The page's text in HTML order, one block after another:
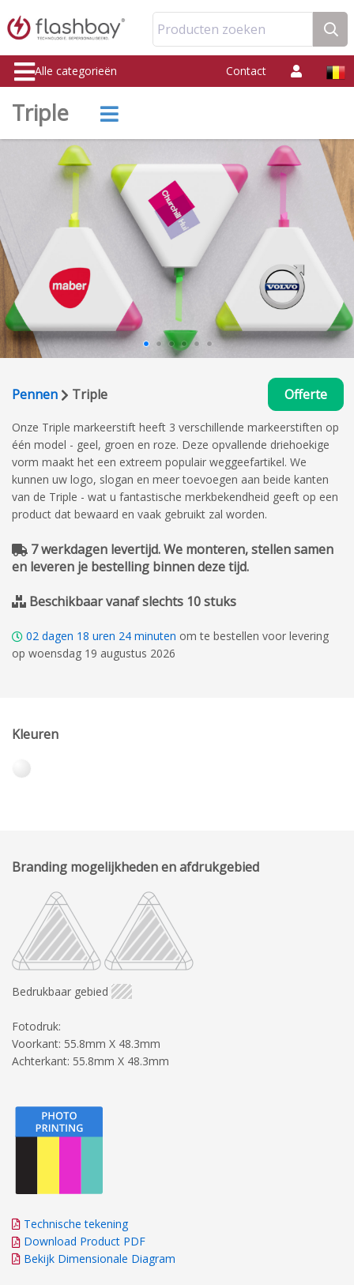
Producten zoeken
Alle categorieën Contact
Triple
Pennen Triple Offerte
Onze Triple markeerstift heeft 3 verschillende markeerstiften op
één model - geel, groen en roze. Deze opvallende driehoekige
vorm maakt het een extreem populair weggeefartikel. We
kunnen uw logo, slogan en meer toevoegen aan beide kanten
van de Triple - wat u fantastische merkbekendheid geeft op een
product dat bewaard en vaak gebruikt zal worden.
7 werkdagen levertijd. We monteren, stellen samen
en leveren je bestelling binnen deze tijd.
Beschikbaar vanaf slechts 10 stuks
02 dagen 18 uren 24 minuten om te bestellen voor levering
op woensdag 19 augustus 2026
Kleuren
Branding mogelijkheden en afdrukgebied
Bedrukbaar gebied
Fotodruk:
Voorkant: 55.8mm X 48.3mm
Achterkant: 55.8mm X 48.3mm
Technische tekening
Download Product PDF
Bekijk Dimensionale Diagram